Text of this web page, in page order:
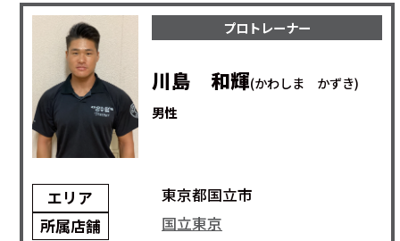
プロトレーナー
川島 和輝(かわしま かずき)
男性
エリア
東京都国立市
所属店舗
国立東京